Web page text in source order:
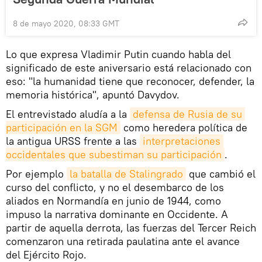
8 de mayo 2020, 08:33 GMT
Lo que expresa Vladimir Putin cuando habla del
significado de este aniversario está relacionado con
eso: "la humanidad tiene que reconocer, defender, la
memoria histórica", apuntó Davydov.
El entrevistado aludía a la defensa de Rusia de su
participación en la SGM como heredera política de
la antigua URSS frente a las interpretaciones
occidentales que subestiman su participación .
Por ejemplo la batalla de Stalingrado que cambió el
curso del conflicto, y no el desembarco de los
aliados en Normandía en junio de 1944, como
impuso la narrativa dominante en Occidente. A
partir de aquella derrota, las fuerzas del Tercer Reich
comenzaron una retirada paulatina ante el avance
del Ejército Rojo.